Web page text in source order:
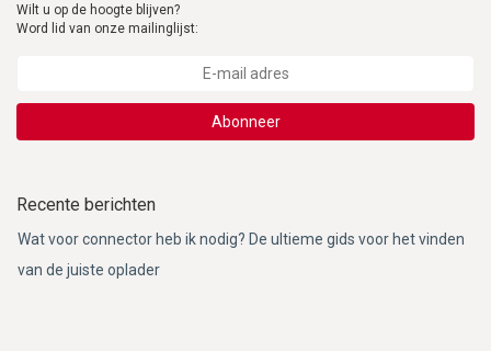
Wilt u op de hoogte blijven?
Word lid van onze mailinglijst:
Abonneer
Recente berichten
Wat voor connector heb ik nodig? De ultieme gids voor het vinden
van de juiste oplader